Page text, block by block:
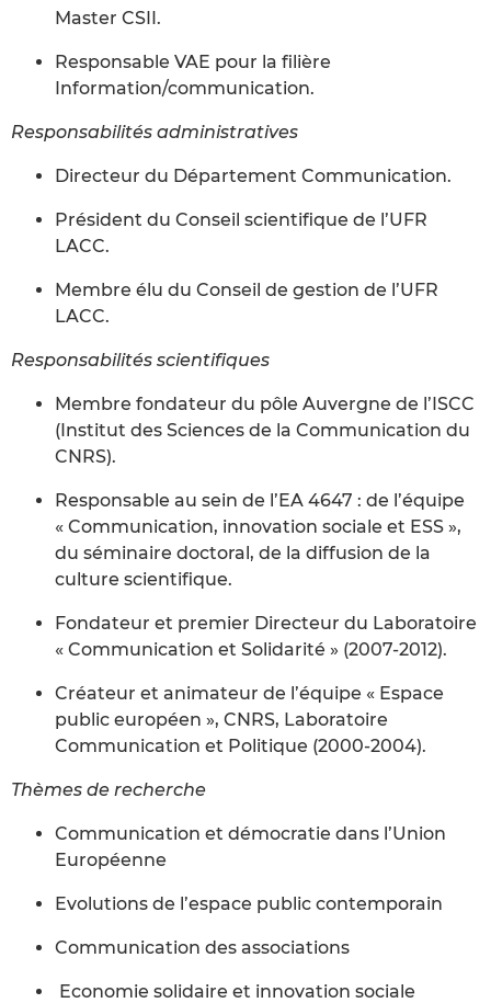
Master CSII.
Responsable VAE pour la filière
Information/communication.
Responsabilités administratives
Directeur du Département Communication.
Président du Conseil scientifique de l’UFR
LACC.
Membre élu du Conseil de gestion de l’UFR
LACC.
Responsabilités scientifiques
Membre fondateur du pôle Auvergne de l’ISCC
(Institut des Sciences de la Communication du
CNRS).
Responsable au sein de l’EA 4647 : de l’équipe
« Communication, innovation sociale et ESS »,
du séminaire doctoral, de la diffusion de la
culture scientifique.
Fondateur et premier Directeur du Laboratoire
« Communication et Solidarité » (2007-2012).
Créateur et animateur de l’équipe « Espace
public européen », CNRS, Laboratoire
Communication et Politique (2000-2004).
Thèmes de recherche
Communication et démocratie dans l’Union
Européenne
Evolutions de l’espace public contemporain
Communication des associations
Economie solidaire et innovation sociale